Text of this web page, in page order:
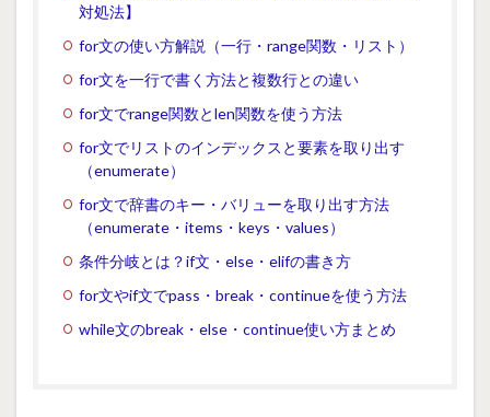
対処法】
for文の使い方解説（一行・range関数・リスト）
for文を一行で書く方法と複数行との違い
for文でrange関数とlen関数を使う方法
for文でリストのインデックスと要素を取り出す
（enumerate）
for文で辞書のキー・バリューを取り出す方法
（enumerate・items・keys・values）
条件分岐とは？if文・else・elifの書き方
for文やif文でpass・break・continueを使う方法
while文のbreak・else・continue使い方まとめ